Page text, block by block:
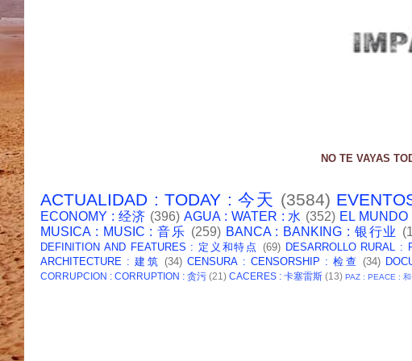
NO TE VAYAS
ACTUALIDAD : TODAY : 今天 (3584)
ECONOMY : 经济 (396) AGUA : WATER : 水 (352) EL
MUSICA : MUSIC : 音乐 (259) BANCA : BANKING : 银行业
DEFINITION AND FEATURES : 定义和特点 (69) DESARROLLO RURAL
ARCHITECTURE : 建筑 (34) CENSURA : CENSORSHIP : 检查 (34)
CORRUPCION : CORRUPTION : 贪污 (21) CACERES : 卡塞雷斯 (13) PAZ : PEACE :